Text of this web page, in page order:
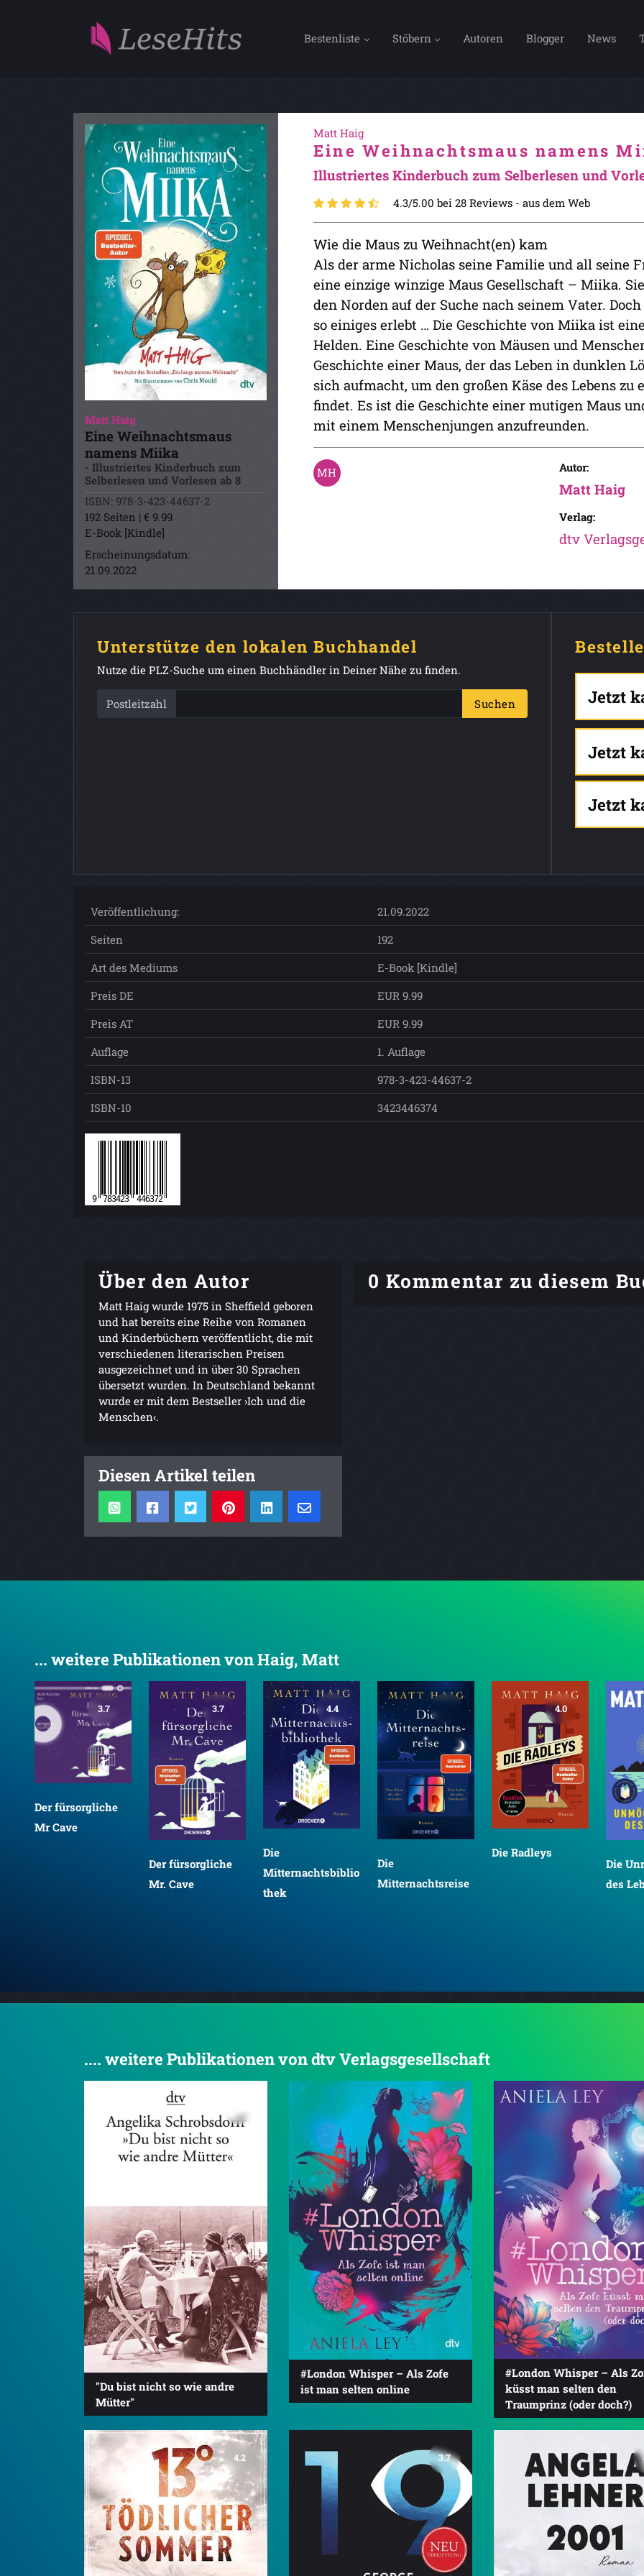
Bestenliste Stöbern Autoren Blogger News
Matt Haig
Eine Weihnachtsmaus
namens Miika
- Illustriertes Kinderbuch zum
Selberlesen und Vorlesen ab 8
ISBN: 978-3-423-44637-2
192 Seiten | € 9.99
E-Book [Kindle]
Erscheinungsdatum:
21.09.2022
Matt Haig
Eine Weihnachtsmaus namens
Illustriertes Kinderbuch zum Selberlesen und
4.3/5.00 bei 28 Reviews - aus dem Web
Wie die Maus zu Weihnacht(en) kam
Als der arme Nicholas seine Familie und all seine
eine einzige winzige Maus Gesellschaft – Miika.
den Norden auf der Suche nach seinem Vater.
so einiges erlebt … Die Geschichte von Miika ist
Helden. Eine Geschichte von Mäusen und
Geschichte einer Maus, der das Leben in dunklen
sich aufmacht, um den großen Käse des Lebens zu
findet. Es ist die Geschichte einer mutigen Maus
mit einem Menschenjungen anzufreunden.
Autor:
Matt Haig
Verlag:
dtv
Unterstütze den lokalen Buchhandel
Nutze die PLZ-Suche um einen Buchhändler in Deiner Nähe zu finden.
Postleitzahl Suchen Jetzt
Jetzt
Jetzt
Veröffentlichung:
21.09.2022
Seiten
192
Art des Mediums
E-Book [Kindle]
Preis DE
EUR 9.99
Preis AT
EUR 9.99
Auflage
1. Auflage
ISBN-13
978-3-423-44637-2
ISBN-10
3423446374
Über den Autor
Matt Haig wurde 1975 in Sheffield geboren
und hat bereits eine Reihe von Romanen
und Kinderbüchern veröffentlicht, die mit
verschiedenen literarischen Preisen
ausgezeichnet und in über 30 Sprachen
übersetzt wurden. In Deutschland bekannt
wurde er mit dem Bestseller ›Ich und die
Menschen‹.
Diesen Artikel teilen
0 Kommentar zu diesem
... weitere Publikationen von Haig, Matt
3.7
Der fürsorgliche
Mr Cave
3.7
Der fürsorgliche
Mr. Cave
4.4
Die
Mitternachtsbiblio
thek
Die
Mitternachtsreise
4.0
Die Radleys
Die
des
.... weitere Publikationen von dtv Verlagsgesellschaft
"Du bist nicht so wie andre
Mütter"
#London Whisper – Als Zofe
ist man selten online
#London Whisper – Als
küsst man selten den
Traumprinz (oder doch?)
4.2 3.7